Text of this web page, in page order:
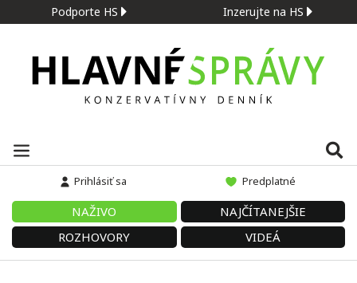
Podporte HS Inzerujte na HS
Prihlásiť sa Predplatné
NAŽIVO
NAJČÍTANEJŠIE
ROZHOVORY
VIDEÁ